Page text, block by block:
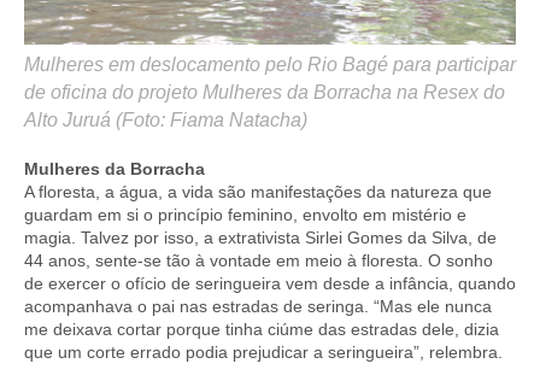
Mulheres em deslocamento pelo Rio Bagé para participar
de oficina do projeto Mulheres da Borracha na Resex do
Alto Juruá (Foto: Fiama Natacha)
Mulheres da Borracha
A floresta, a água, a vida são manifestações da natureza que
guardam em si o princípio feminino, envolto em mistério e
magia. Talvez por isso, a extrativista Sirlei Gomes da Silva, de
44 anos, sente-se tão à vontade em meio à floresta. O sonho
de exercer o ofício de seringueira vem desde a infância, quando
acompanhava o pai nas estradas de seringa. “Mas ele nunca
me deixava cortar porque tinha ciúme das estradas dele, dizia
que um corte errado podia prejudicar a seringueira”, relembra.